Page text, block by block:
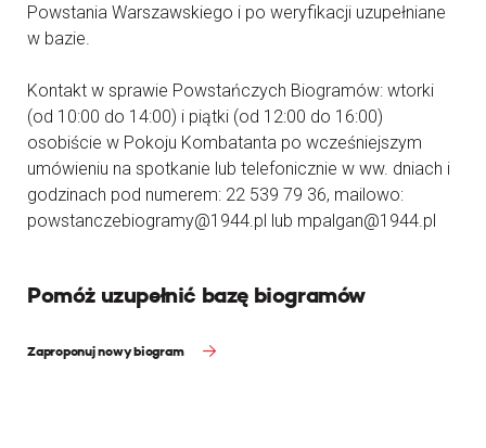
Powstania Warszawskiego i po weryfikacji uzupełniane
w bazie.
Kontakt w sprawie Powstańczych Biogramów: wtorki
(od 10:00 do 14:00) i piątki (od 12:00 do 16:00)
osobiście w Pokoju Kombatanta po wcześniejszym
umówieniu na spotkanie lub telefonicznie w ww. dniach i
godzinach pod numerem: 22 539 79 36, mailowo:
powstanczebiogramy@1944.pl lub mpalgan@1944.pl
Pomóż uzupełnić bazę biogramów
Zaproponuj nowy biogram